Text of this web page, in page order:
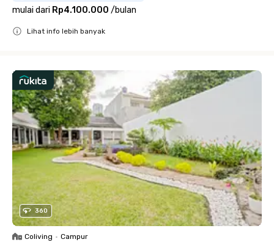
mulai dari Rp4.100.000 /bulan
Lihat info lebih banyak
360
Coliving • Campur